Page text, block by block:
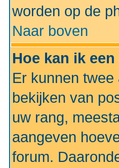
worden op de
Naar boven
Hoe kan ik
Er kunnen
bekijken van
uw rang,
aangeven
forum.